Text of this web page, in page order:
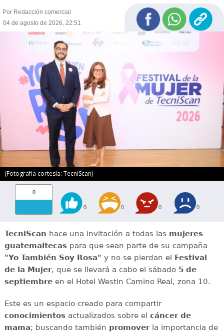
Por Redacción comercial
04 de agosto de 2026, 22:51
(Fotografía cortesía: TecniScan)
0
0 0 0 0
TecniScan hace una invitación a todas las mujeres
guatemaltecaspara que sean parte de su campaña
"Yo También Soy Rosa" y no se pierdan el Festival
de la Mujer, que se llevará a cabo el sábado5 de
septiembreen el Hotel Westin Camino Real, zona 10.
Este es un espacio creado para compartir
conocimientosactualizados sobre el cáncer de
mama; buscando también promoverla importancia de